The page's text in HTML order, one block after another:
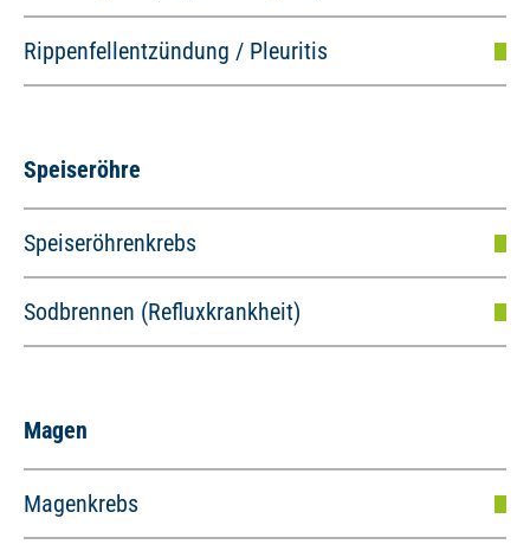
Rippenfellentzündung / Pleuritis
Speiseröhre
Speiseröhrenkrebs
Sodbrennen (Refluxkrankheit)
Magen
Magenkrebs